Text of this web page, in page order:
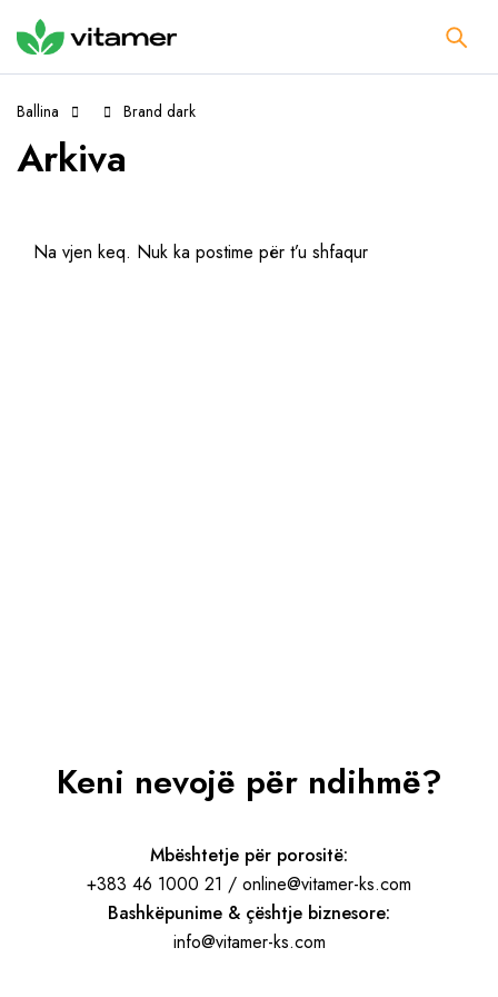
Ballina Brand dark
Arkiva
Na vjen keq. Nuk ka postime për t’u shfaqur
Keni nevojë për ndihmë?
Mbështetje për porositë:
+383 46 1000 21 / online@vitamer-ks.com
Bashkëpunime & çështje biznesore:
info@vitamer-ks.com